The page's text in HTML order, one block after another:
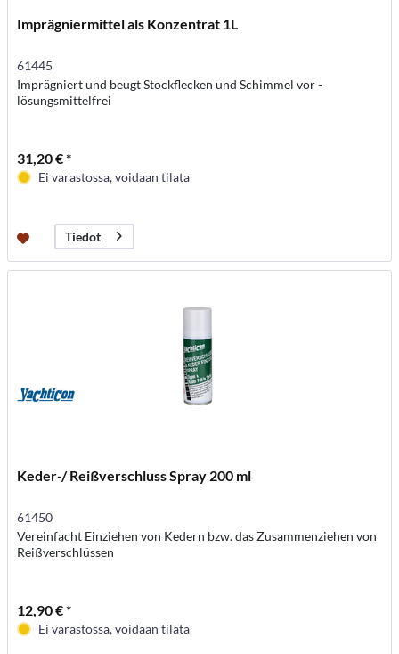
Imprägniermittel als Konzentrat 1L
61445
Imprägniert und beugt Stockflecken und Schimmel vor -
lösungsmittelfrei
31,20 € *
Ei varastossa, voidaan tilata
Tiedot
Keder-/ Reißverschluss Spray 200 ml
61450
Vereinfacht Einziehen von Kedern bzw. das Zusammenziehen von
Reißverschlüssen
12,90 € *
Ei varastossa, voidaan tilata